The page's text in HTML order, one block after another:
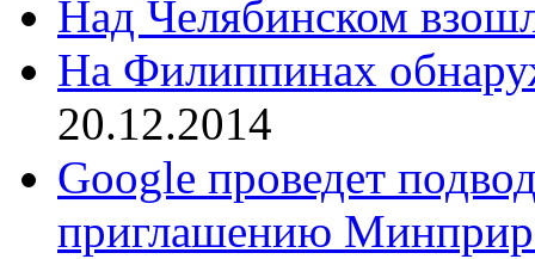
Над Челябинском
На Филиппинах
20.12.2014
Google проведет
приглашению